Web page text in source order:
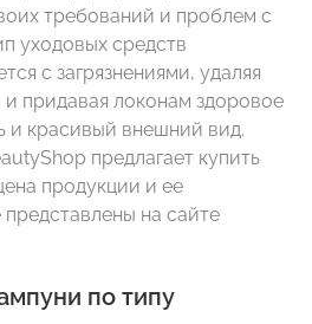
требований и проблем с
уходовых средств
с загрязнениями, удаляя
придавая локонам здоровое
и красивый внешний вид.
предлагает купить
продукции и ее
на сайте
по типу